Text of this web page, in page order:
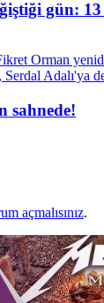
gün:
sahnede!
açmalısınız.